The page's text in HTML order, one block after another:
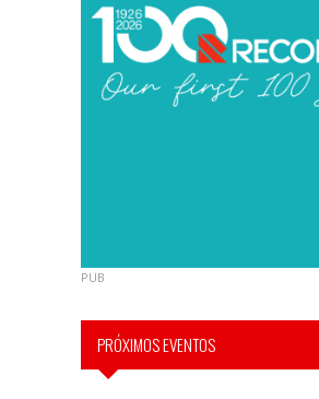
PUB
PRÓXIMOS EVENTOS